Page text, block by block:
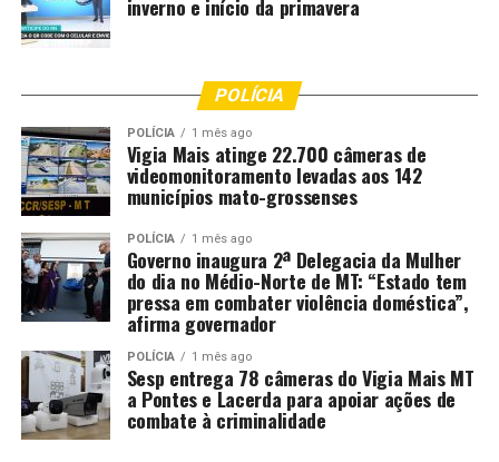
inverno e início da primavera
POLÍCIA
POLÍCIA 1 mês ago
Vigia Mais atinge 22.700 câmeras de
videomonitoramento levadas aos 142
municípios mato-grossenses
POLÍCIA 1 mês ago
Governo inaugura 2ª Delegacia da Mulher
do dia no Médio-Norte de MT: “Estado tem
pressa em combater violência doméstica”,
afirma governador
POLÍCIA 1 mês ago
Sesp entrega 78 câmeras do Vigia Mais MT
a Pontes e Lacerda para apoiar ações de
combate à criminalidade